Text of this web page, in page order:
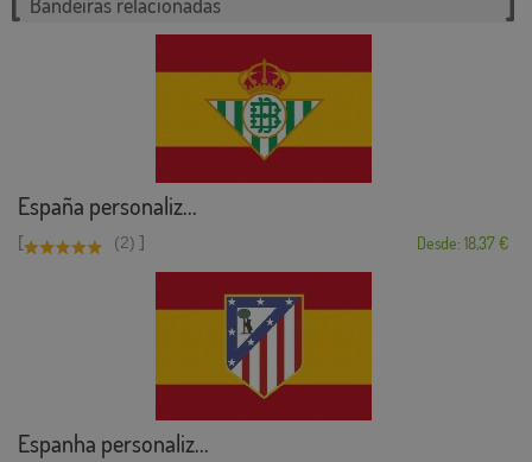
España personaliz...
[ (2) ] Desde: 18,37 €
Espanha personaliz...